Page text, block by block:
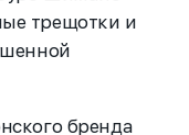
трещотки и
бренда